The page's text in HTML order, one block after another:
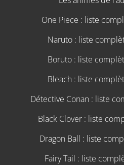
One Piece : liste
Naruto : liste
Boruto : liste
Bleach : liste
Détective Conan : liste
Black Clover : liste
Dragon Ball : liste
Fairy Tail : liste